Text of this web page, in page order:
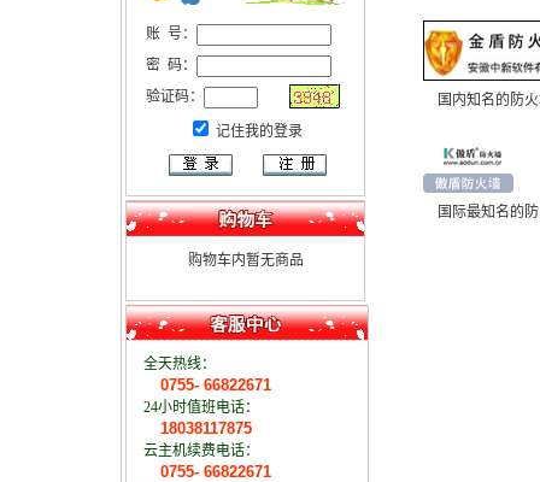
账 号：
密 码：
验证码：
记住我的登录
购物车内暂无商品
全天热线：
0755- 66822671
24小时值班电话：
18038117875
云主机续费电话：
0755- 66822671
国内知名的防
国际最知名的